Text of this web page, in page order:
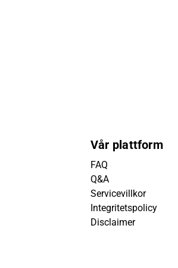
Vår plattform
FAQ
Q&A
Servicevillkor
Integritetspolicy
Disclaimer